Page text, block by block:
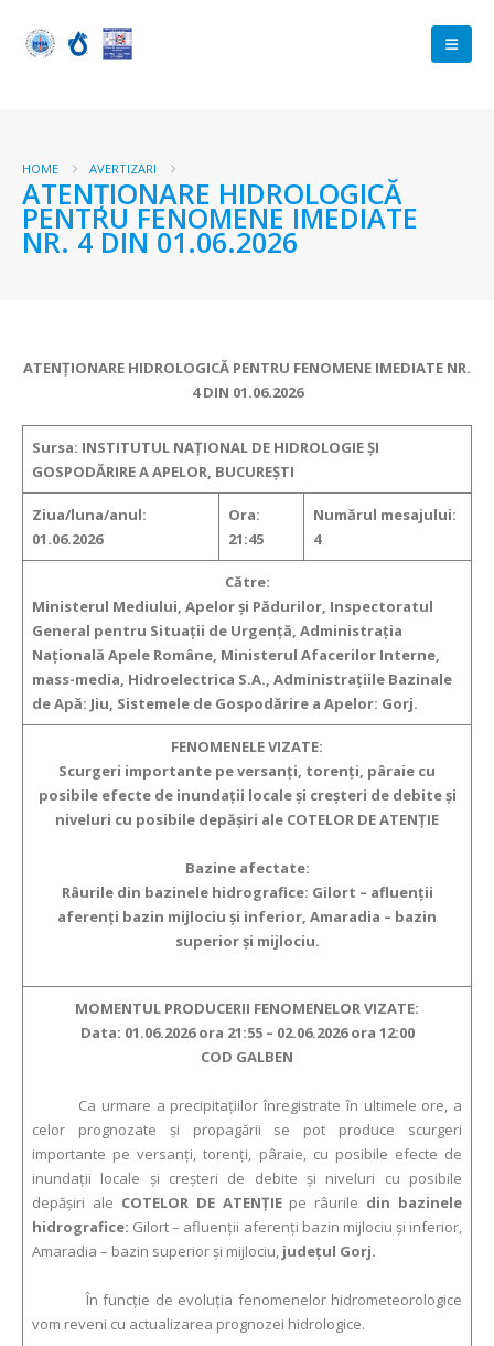
HOME AVERTIZARI
ATENŢIONARE HIDROLOGICĂ
PENTRU FENOMENE IMEDIATE
NR. 4 DIN 01.06.2026
ATENŢIONARE HIDROLOGICĂ PENTRU FENOMENE IMEDIATE NR.
4 DIN 01.06.2026
Sursa: INSTITUTUL NAȚIONAL DE HIDROLOGIE ȘI
GOSPODĂRIRE A APELOR, BUCUREȘTI
Ziua/luna/anul:
01.06.2026
Ora:
21:45
Numărul mesajului:
4
Către:
Ministerul Mediului, Apelor şi Pădurilor, Inspectoratul
General pentru Situaţii de Urgenţă, Administraţia
Naţională Apele Române, Ministerul Afacerilor Interne,
mass-media, Hidroelectrica S.A., Administraţiile Bazinale
de Apă: Jiu, Sistemele de Gospodărire a Apelor: Gorj.
FENOMENELE VIZATE:
Scurgeri importante pe versanţi, torenţi, pâraie cu
posibile efecte de inundaţii locale şi creşteri de debite şi
niveluri cu posibile depăşiri ale COTELOR DE ATENȚIE
Bazine afectate:
Râurile din bazinele hidrografice: Gilort – afluenții
aferenți bazin mijlociu și inferior, Amaradia – bazin
superior și mijlociu.
MOMENTUL PRODUCERII FENOMENELOR VIZATE:
Data: 01.06.2026 ora 21:55 – 02.06.2026 ora 12:00
COD GALBEN
Ca urmare a precipitaţiilor înregistrate în ultimele ore, a
celor prognozate şi propagării se pot produce scurgeri
importante pe versanţi, torenţi, pâraie, cu posibile efecte de
inundaţii locale şi creşteri de debite şi niveluri cu posibile
depăşiri ale COTELOR DE ATENŢIEpe râurile din bazinele
hidrografice: Gilort – afluenții aferenți bazin mijlociu și inferior,
Amaradia – bazin superior și mijlociu, județul Gorj.
În funcție de evoluția fenomenelor hidrometeorologice
vom reveni cu actualizarea prognozei hidrologice.